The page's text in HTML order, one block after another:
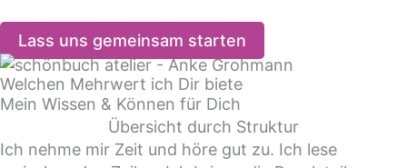
Lass uns gemeinsam starten
Welchen Mehrwert ich Dir biete
Mein Wissen & Können für Dich
Übersicht durch Struktur
Ich nehme mir Zeit und höre gut zu. Ich lese